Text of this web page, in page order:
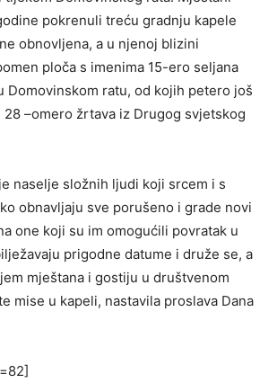
pokrenuli treću gradnju kapele
obnovljena, a u njenoj blizini
ploča s imenima 15-ero seljana
Domovinskom ratu, od kojih petero još
–omero žrtava iz Drugog svjetskog
naselje složnih ljudi koji srcem i s
obnavljaju sve porušeno i grade novi
one koji su im omogućili povratak u
prigodne datume i druže se, a
mještana i gostiju u društvenom
mise u kapeli, nastavila proslava Dana